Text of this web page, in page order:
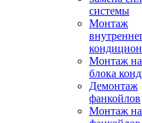
системы
Монтаж
Монтаж
блока
Демонтаж
фанкойлов
Монтаж